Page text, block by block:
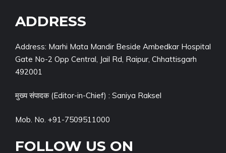
ADDRESS
Address: Marhi Mata Mandir Beside Ambedkar Hospital
Gate No-2 Opp Central, Jail Rd, Raipur, Chhattisgarh
492001
मुख्य संपादक (Editor-in-Chief) : Saniya Raksel
Mob. No. +91-7509511000
FOLLOW US ON